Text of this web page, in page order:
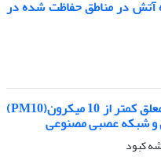
آتش در مناطق حفاظت شده در
سنجش و پیش‌بینی آلاینده جوی ذرات معلق کمتر از 10 میکرون(PM10)
و شبکه عصبی مصنوعی
کبود